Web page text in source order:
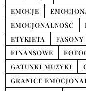
EMOCJE
EMOCJONALNOŚĆ
ETYKIETA
FASONY
FINANSOWE
GATUNKI MUZYKI
GRANICE